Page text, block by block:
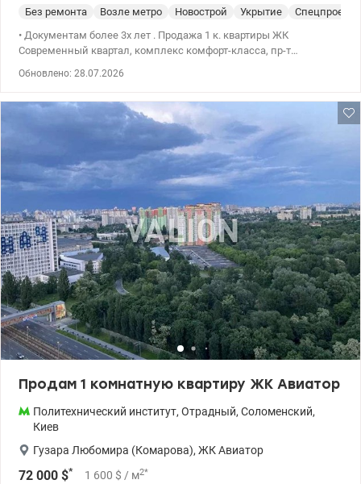
Без ремонта Возле метро Новострой Укрытие
Спецпроект
• Документам более 3х лет . Продажа 1 к. квартиры ЖК
Современный квартал, комплекс комфорт-класса, пр-т
строителей , свободной планировки. •Два лифта в подъезде,
дома .Бомбоубежище (укрытие) . • Уютный комплекс из 3-х
домов, видеонаблюдение, охрана, парковка. Очень красивая
гостевая зона+ ресепшн. •На территории – все необходимое для
комфортного проживания: детсад, магазины, Укрпочта, Новая
почта, кафе. •Скоростной трамвай (20 мин.)- пл. Победы., м
.Вокзальная. НАУ и КПИ –10 минут. •Цена : 52500 у.е. 093 191 36
98 Наталия , valion.uа /1127812
Обновлено: 28.07.2026
Продам 1 комнатную квартиру ЖК Авиатор
Политехнический институт, Отрадный, Соломенский,
Киев
Гузара Любомира (Комарова), ЖК Авиатор
72 000 $* 1 600 $ / м2*